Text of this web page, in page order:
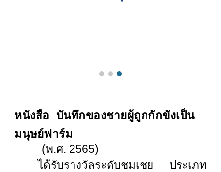
หนังสือ บันทึกของชายผู้ถูกกักขังเป็น
มนุษย์ฟาร์ม
(พ.ศ. 2565)
ได้รับรางวัลระดับชมเชย ประเภท